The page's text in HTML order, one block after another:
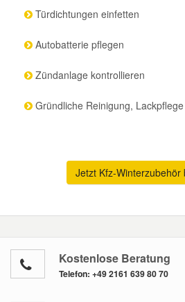
Türdichtungen einfetten
Autobatterie pflegen
Zündanlage kontrollieren
Gründliche Reinigung, Lackpflege
Jetzt Kfz-Winterzubehör
Kostenlose Beratung
Telefon: +49 2161 639 80 70